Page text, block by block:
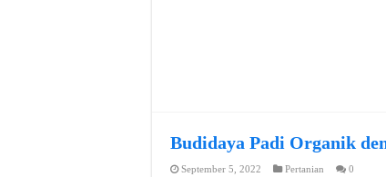
Budidaya Padi Organik
September 5, 2022 Pertanian 0